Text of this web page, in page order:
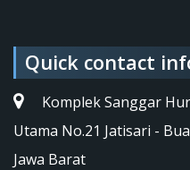
Quick contact
Komplek Sanggar
Utama No.21 Jatisari -
Jawa Barat